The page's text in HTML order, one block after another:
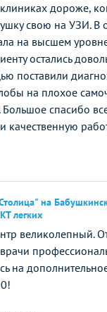
дороже,
свою на УЗИ. В
на высшем
остались
поставили
на плохое
спасибо
качественную
на
КТ легких
великолепный.
врачи
на